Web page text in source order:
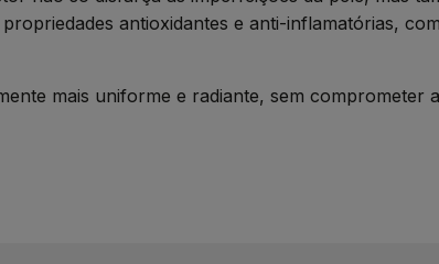
antioxidantes e anti-inflamatórias,
mais uniforme e radiante, sem comprometer